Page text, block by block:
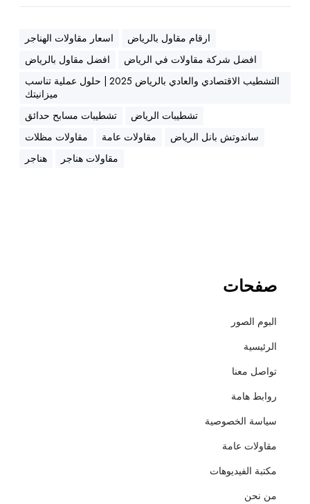
ارقام مقاول بالرياض
اسعار مقاولات الهناجر
افضل شركة مقاولات في الرياض
افضل مقاول بالرياض
التشطيب الاقتصادي والعادي بالرياض 2025 | حلول عملية تناسب
ميزانيتك
تشطيبات الرياض
تشطيبات مسابح حدائق
ساندوتش بانل الرياض
مقاولات عامة
مقاولات مظلات
مقاولات هناجر
هناجر
صفحات
البوم الصور
الرئيسية
تواصل معنا
روابط هامة
سياسة الخصوصية
مقاولات عامة
مكتبة الفيديوهات
من نحن